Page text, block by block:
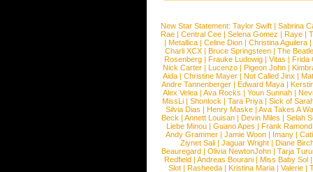
New Star Statement: Taylor Swift | Sabrina
Rae |Central Cee |Selena Gomez |Raye |
| Metallica | Celine Dion | Christina Aguilera |
Charli XCX |Bruce Springsteen |The
Rosenberg | Frauke Ludowig | Vitas | Frida
Nick Carter | Lucenzo | Pigeon John |
Aida |Christine Mayer |Not Called Jinx |
Andre Tannenberger | Edward Maya |
Alex Velea | Ava Rocks | Youn Sunnah |
MissLi | Shonlock | Tara Priya | Sick of
Silvia Dias |Henry Maske |Ava Takes A
Beck |Annett Louisan |Devin Miles |Selah
Liebe Minou |Guano Apes |Frank Ramond
Andy Grammer |Jamie Woon | Imany |
Ziynet Sali |Jaguar Wright |Diane
Beauregard |Olivia NewtonJohn |Tarja
Redfield | Andreas Bourani | Miss Baby Sol
Slot | Rasheeda | Kristina Maria | Valerie |